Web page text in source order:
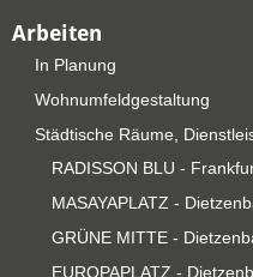
Arbeiten
In Planung
Wohnumfeldgestaltung
Städtische Räume,
RADISSON BLU -
MASAYAPLATZ -
GRÜNE MITTE -
EUROPAPLATZ -